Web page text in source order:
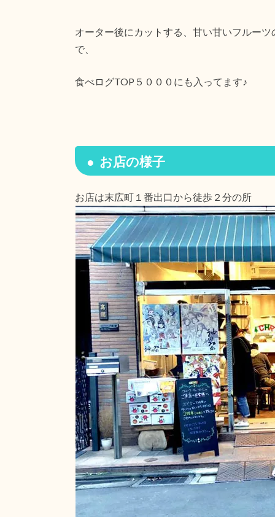
オーター後にカットする、甘い甘いフルー
で、
食べログTOP５０００にも入ってます♪
お店の様子
お店は末広町１番出口から徒歩２分の所